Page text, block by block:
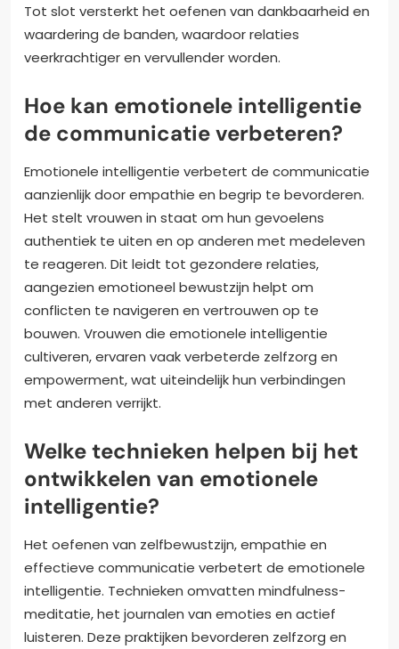
Tot slot versterkt het oefenen van dankbaarheid en
waardering de banden, waardoor relaties
veerkrachtiger en vervullender worden.
Hoe kan emotionele intelligentie
de communicatie verbeteren?
Emotionele intelligentie verbetert de communicatie
aanzienlijk door empathie en begrip te bevorderen.
Het stelt vrouwen in staat om hun gevoelens
authentiek te uiten en op anderen met medeleven
te reageren. Dit leidt tot gezondere relaties,
aangezien emotioneel bewustzijn helpt om
conflicten te navigeren en vertrouwen op te
bouwen. Vrouwen die emotionele intelligentie
cultiveren, ervaren vaak verbeterde zelfzorg en
empowerment, wat uiteindelijk hun verbindingen
met anderen verrijkt.
Welke technieken helpen bij het
ontwikkelen van emotionele
intelligentie?
Het oefenen van zelfbewustzijn, empathie en
effectieve communicatie verbetert de emotionele
intelligentie. Technieken omvatten mindfulness-
meditatie, het journalen van emoties en actief
luisteren. Deze praktijken bevorderen zelfzorg en